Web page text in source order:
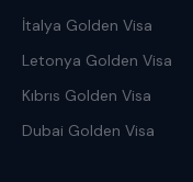
İtalya Golden Visa
Letonya Golden Visa
Kıbrıs Golden Visa
Dubai Golden Visa